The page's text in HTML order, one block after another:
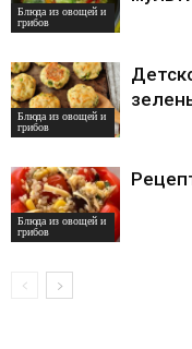
Блюда из овощей и
грибов
Блюда из овощей и
грибов
Блюда из овощей и
грибов